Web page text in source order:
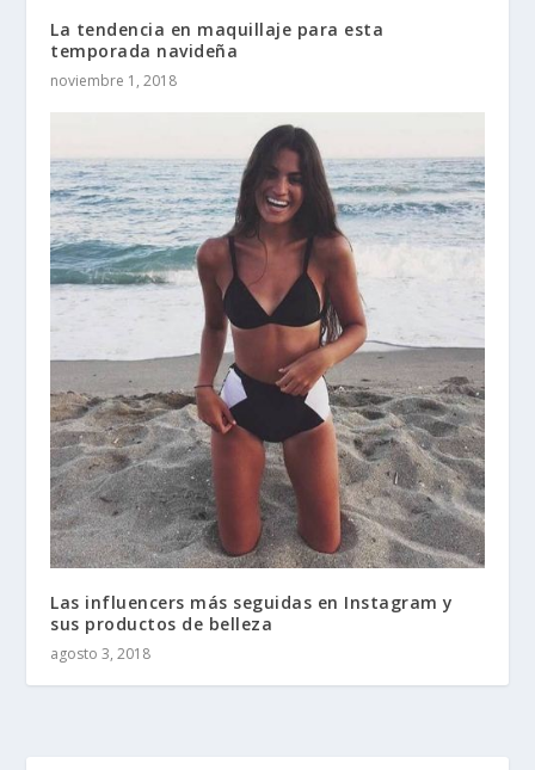
La tendencia en maquillaje para esta
temporada navideña
noviembre 1, 2018
Las influencers más seguidas en Instagram y
sus productos de belleza
agosto 3, 2018